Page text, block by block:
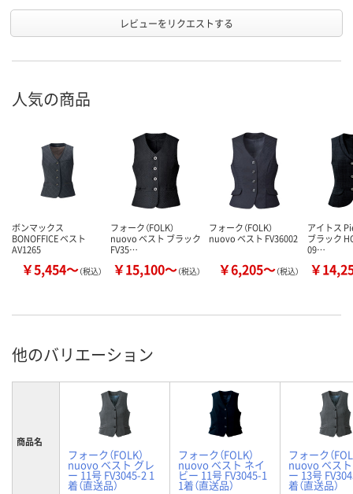
レビューをリクエストする
人気の商品
ボンマックス
BONOFFICE ベスト
AV1265
￥5,454～（税込）
フォーク（FOLK）
nuovo ベスト ブラック
FV35…
￥15,100～（税込）
フォーク（FOLK）
nuovo ベスト FV36002
￥6,205～（税込）
アイトス
ブラック
09…
￥
他のバリエーション
商品名
フォーク（FOLK）
nuovo ベスト グレ
ー 11号 FV3045-2 1
着（直送品）
フォーク（FOLK）
nuovo ベスト ネイ
ビー 11号 FV3045-1
1着（直送品）
フォーク（
nuovo ベス
ー 13号
着（直送品）